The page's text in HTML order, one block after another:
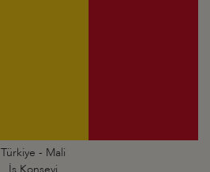
Türkiye - Mali
İş Konseyi